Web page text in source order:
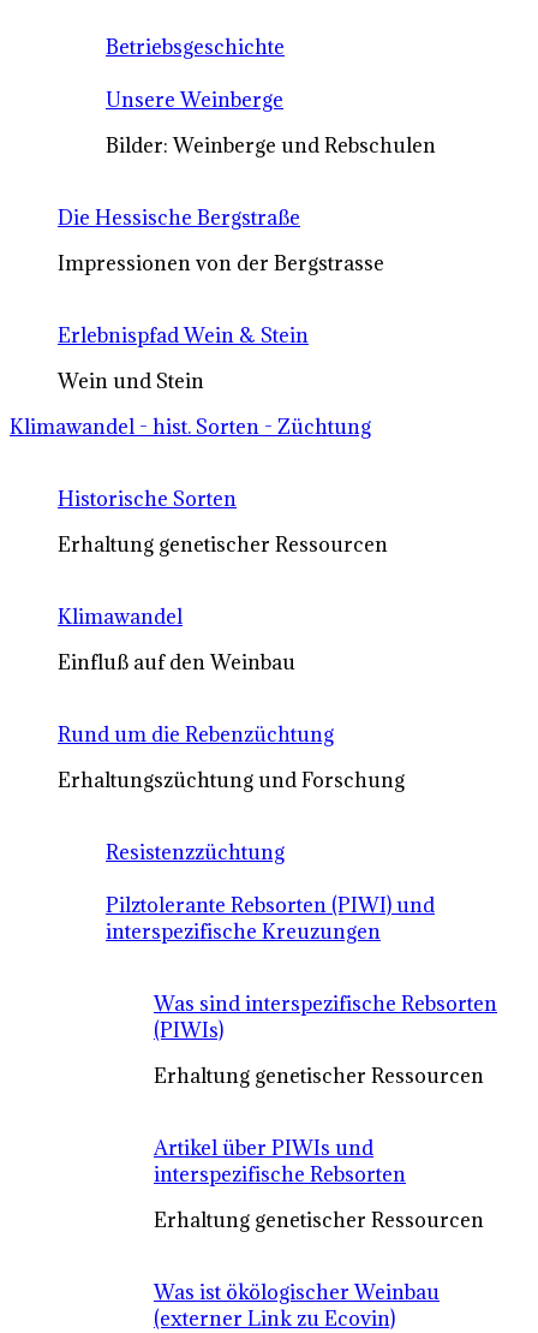
Betriebsgeschichte
Unsere Weinberge
Bilder: Weinberge und Rebschulen
Die Hessische Bergstraße
Impressionen von der Bergstrasse
Erlebnispfad Wein & Stein
Wein und Stein
Klimawandel - hist. Sorten - Züchtung
Historische Sorten
Erhaltung genetischer Ressourcen
Klimawandel
Einfluß auf den Weinbau
Rund um die Rebenzüchtung
Erhaltungszüchtung und Forschung
Resistenzzüchtung
Pilztolerante Rebsorten (PIWI) und
interspezifische Kreuzungen
Was sind interspezifische Rebsorten
(PIWIs)
Erhaltung genetischer Ressourcen
Artikel über PIWIs und
interspezifische Rebsorten
Erhaltung genetischer Ressourcen
Was ist ökölogischer Weinbau
(externer Link zu Ecovin)